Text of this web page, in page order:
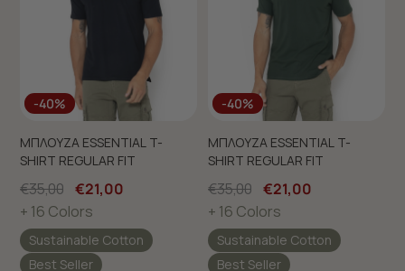
-40%
ΜΠΛΟΥΖΑ ESSENTIAL T-
SHIRT REGULAR FIT
€35,00 €21,00
+ 16 Colors
Sustainable Cotton
Best Seller
-40%
ΜΠΛΟΥΖΑ ESSENTIAL T-
SHIRT REGULAR FIT
€35,00 €21,00
+ 16 Colors
Sustainable Cotton
Best Seller